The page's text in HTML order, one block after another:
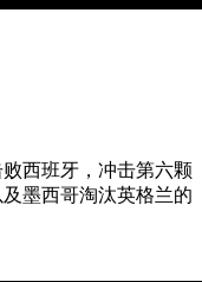
西班牙，冲击第六颗
墨西哥淘汰英格兰的